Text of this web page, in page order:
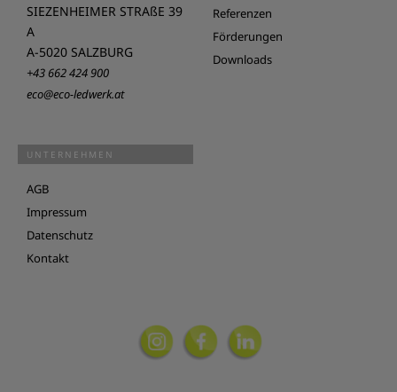
SIEZENHEIMER STRAßE 39
A
A-5020 SALZBURG
+43 662 424 900
eco@eco-ledwerk.at
Referenzen
Förderungen
Downloads
UNTERNEHMEN
AGB
Impressum
Datenschutz
Kontakt